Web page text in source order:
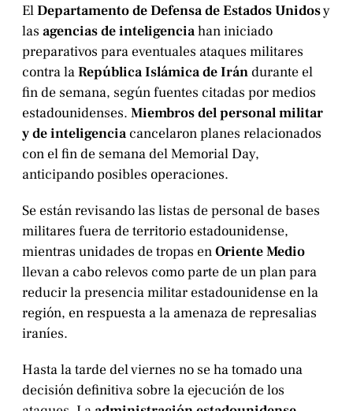
ElDepartamento de Defensa de Estados Unidosy
las agencias de inteligenciahan iniciado
preparativos para eventuales ataques militares
contra laRepública Islámica de Irándurante el
fin de semana, según fuentes citadas por medios
estadounidenses. Miembros del personal militar
y de inteligencia cancelaron planes relacionados
con el fin de semana del Memorial Day,
anticipando posibles operaciones.
Se están revisando las listas de personal de bases
militares fuera de territorio estadounidense,
mientras unidades de tropas enOriente Medio
llevan a cabo relevos como parte de un plan para
reducir la presencia militar estadounidense en la
región, en respuesta a la amenaza de represalias
iraníes.
Hasta la tarde del viernes no se ha tomado una
decisión definitiva sobre la ejecución de los